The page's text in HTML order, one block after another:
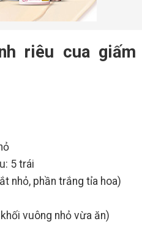
riêu cua giấm
5 trái
nhỏ, phần trắng tỉa hoa)
vuông nhỏ vừa ăn)